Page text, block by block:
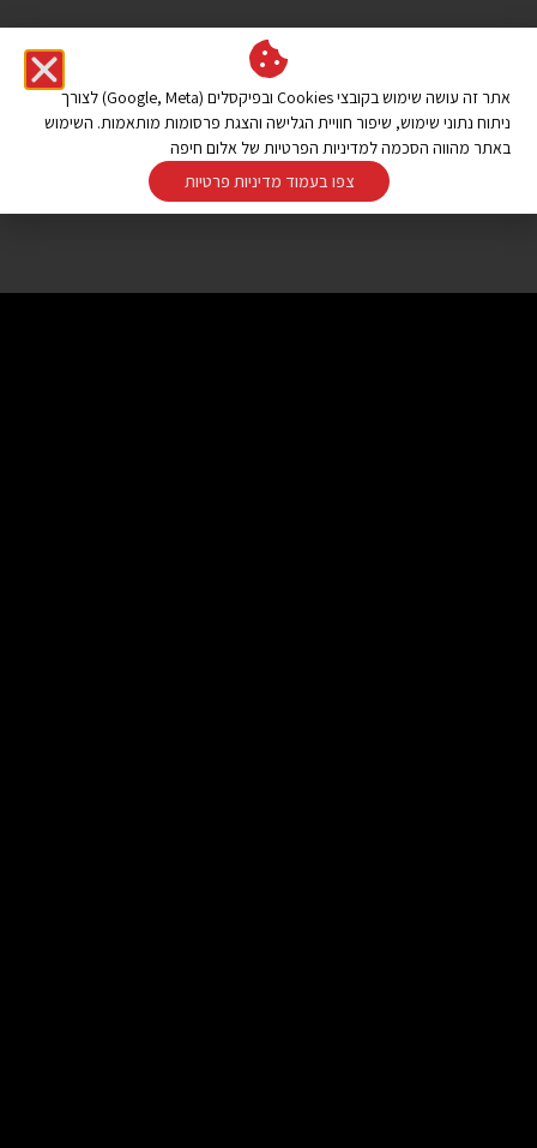
אתר זה עושה שימוש בקובצי Cookies ובפיקסלים (Google, Meta) לצורך
ניתוח נתוני שימוש, שיפור חוויית הגלישה והצגת פרסומות מותאמות. השימוש
באתר מהווה הסכמה למדיניות הפרטיות של אלום חיפה
צפו בעמוד מדיניות פרטיות